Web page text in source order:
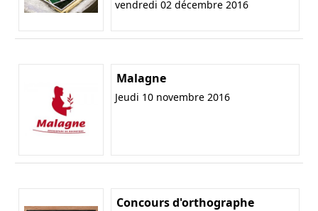
vendredi 02 décembre 2016
Malagne
Jeudi 10 novembre 2016
Concours d'orthographe